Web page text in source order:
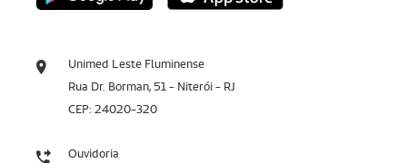
Unimed Leste Fluminense
Rua Dr. Borman, 51 - Niterói - RJ
CEP: 24020-320
Ouvidoria